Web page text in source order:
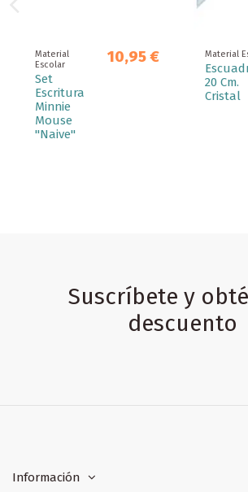
Material
Escolar
Set
Escritura
Minnie
Mouse
"Naive"
10,95 € Material
20 Cm.
Cristal
Suscríbete y
descuento
Información